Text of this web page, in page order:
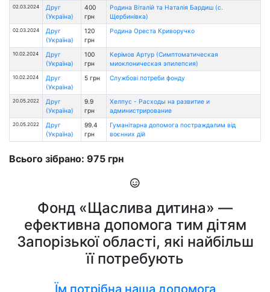
02.03.2024
Друг
(Україна)
400
грн
Родина Віталій та Наталія Бардиш (с.
Щербинівка)
02.03.2024
Друг
(Україна)
120
грн
Родина Ореста Криворучко
10.02.2024
Друг
(Україна)
100
грн
Керімов Артур (Симптоматическая
миоклоническая эпилепсия)
10.02.2024
Друг
(Україна)
5 грн Службові потреби фонду
20.05.2022
Друг
(Україна)
9.9
грн
Хелпус - Расходы на развитие и
администрирование
20.05.2022
Друг
(Україна)
99.4
грн
Гуманітарна допомога постраждалим від
воєнних дій
Всього зібрано: 975 грн
Фонд «Щаслива дитина» —
ефективна допомога тим дітям
Запорізької області, які найбільш
її потребують
Їм потрібна наша допомога